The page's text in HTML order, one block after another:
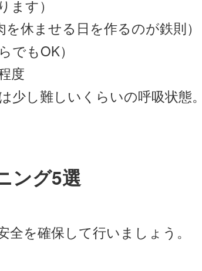
ます）
休ませる日を作るのが鉄則）
でもOK）
度
少し難しいくらいの呼吸状態。
ング5選
を確保して行いましょう。